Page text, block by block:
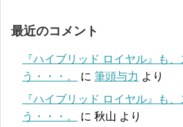
最近のコメント
『ハイブリッド ロイヤル』も
う・・・。
に 筆頭与力 より
『ハイブリッド ロイヤル』も
う・・・。
に 秋山 より